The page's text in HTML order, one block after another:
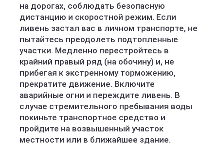
на дорогах, соблюдать безопасную
дистанцию и скоростной режим. Если
ливень застал вас в личном транспорте, не
пытайтесь преодолеть подтопленные
участки. Медленно перестройтесь в
крайний правый ряд (на обочину) и, не
прибегая к экстренному торможению,
прекратите движение. Включите
аварийные огни и переждите ливень. В
случае стремительного пребывания воды
покиньте транспортное средство и
пройдите на возвышенный участок
местности или в ближайшее здание.